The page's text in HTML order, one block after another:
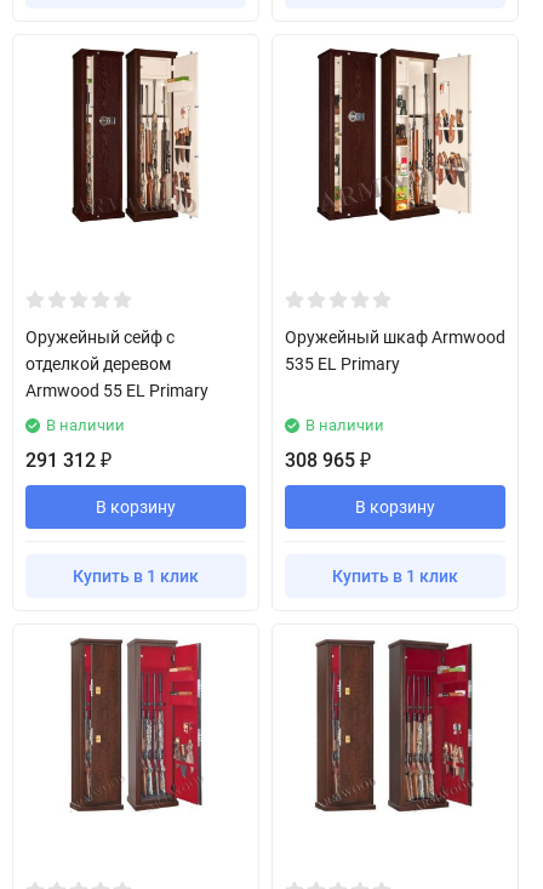
Оружейный сейф с
отделкой деревом
Armwood 55 EL Primary
В наличии
291 312 ₽
В корзину
Купить в 1 клик
Оружейный шкаф Armwood
535 EL Primary
В наличии
308 965 ₽
В корзину
Купить в 1 клик